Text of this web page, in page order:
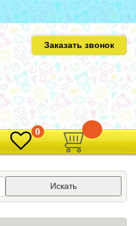
Заказать звонок
0
Искать